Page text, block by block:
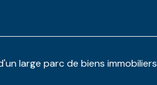
large parc de biens